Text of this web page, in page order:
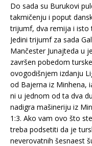
Do sada su Burukovi
takmičenju i poput
trijumf, dva remija i isto
Jedini trijumf za sada
Mančester Junajteda u
završen pobedom
ovogodišnjem izdanju
od Bajerna iz Minhena,
ni u jednom od ta dva
nadigra mašineriju iz
1:3. Ako vam ovo što
treba podsetiti da je
neverovatnih šesnaest